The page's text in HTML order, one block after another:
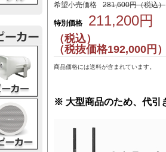
希望小売価格
281,600円（税込）
特別価格 211,200円
（税込）
（税抜価格192,000円
商品価格には送料が含まれています。
※ 大型商品のため、代引